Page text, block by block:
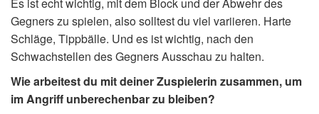
Es ist echt wichtig, mit dem Block und der Abwehr des
Gegners zu spielen, also solltest du viel variieren. Harte
Schläge, Tippbälle. Und es ist wichtig, nach den
Schwachstellen des Gegners Ausschau zu halten.
Wie arbeitest du mit deiner Zuspielerin zusammen, um
im Angriff unberechenbar zu bleiben?